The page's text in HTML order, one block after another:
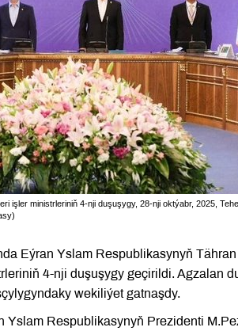
işler ministrleriniň 4-nji duşuşygy, 28-nji oktýabr, 2025,
Eýran Yslam Respublikasynyň
4-nji duşuşygy geçirildi. Agzalan
wekiliýet gatnaşdy.
Yslam Respublikasynyň Prezidenti